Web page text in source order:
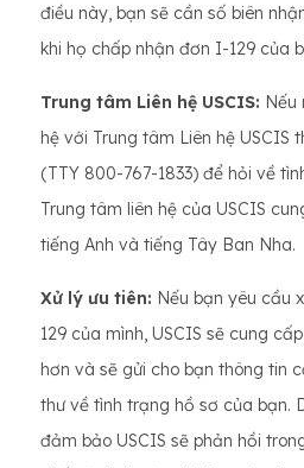
điều này, bạn sẽ cần số biên
khi họ chấp nhận đơn I-129 của
Trung tâm Liên hệ USCIS: Nếu
hệ với Trung tâm Liên hệ USCIS
(TTY 800-767-1833) để hỏi về
Trung tâm liên hệ của USCIS
tiếng Anh và tiếng Tây Ban Nha.
Xử lý ưu tiên: Nếu bạn yêu cầu
129 của mình, USCIS sẽ cung
hơn và sẽ gửi cho bạn thông tin
thư về tình trạng hồ sơ của bạn.
đảm bảo USCIS sẽ phản hồi